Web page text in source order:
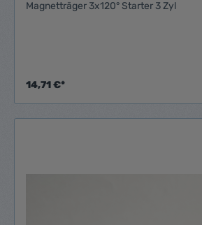
Magnetträger 3x120° Starter 3 Zyl
14,71 €*